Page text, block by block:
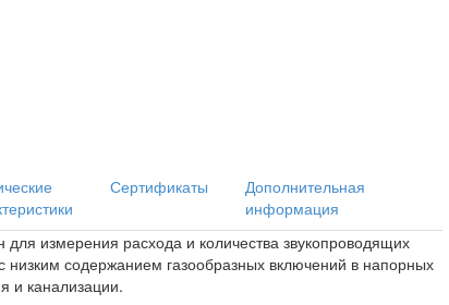
Сертификаты
Дополнительная
информация
для измерения расхода и количества звукопроводящих
низким содержанием газообразных включений в напорных
и канализации.